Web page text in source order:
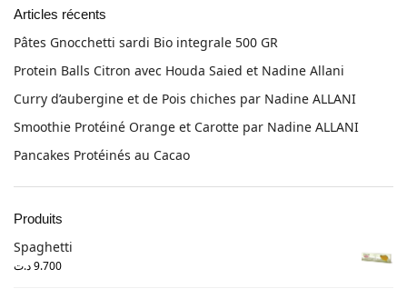
Articles récents
Pâtes Gnocchetti sardi Bio integrale 500 GR
Protein Balls Citron avec Houda Saied et Nadine Allani
Curry d’aubergine et de Pois chiches par Nadine ALLANI
Smoothie Protéiné Orange et Carotte par Nadine ALLANI
Pancakes Protéinés au Cacao
Produits
Spaghetti
9.700د.ت